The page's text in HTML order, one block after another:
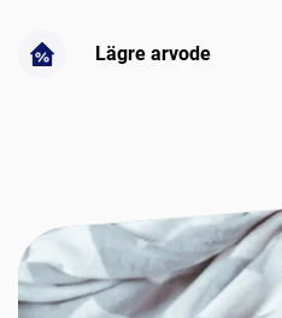
Lägre arvode